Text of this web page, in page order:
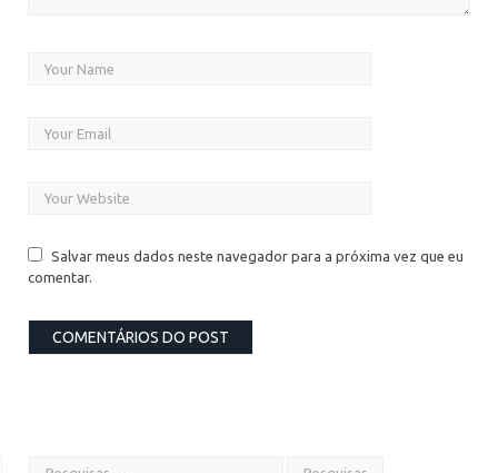
Salvar meus dados neste navegador para a próxima vez que eu
comentar.